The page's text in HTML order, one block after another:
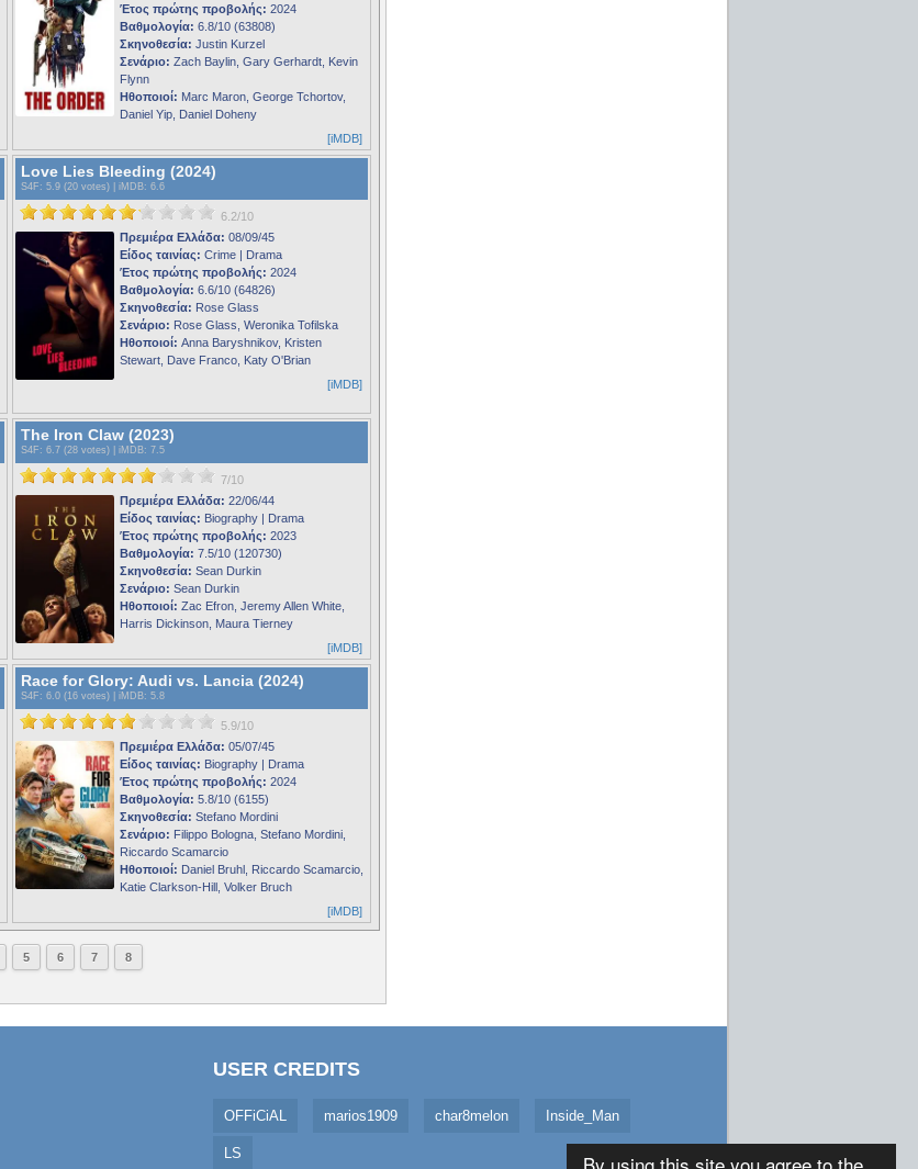
Έτος πρώτης προβολής: 2024
Βαθμολογία: 6.8/10 (63808)
Σκηνοθεσία: Justin Kurzel
Σενάριο: Zach Baylin, Gary Gerhardt, Kevin
Flynn
Ηθοποιοί: Marc Maron, George Tchortov,
Daniel Yip, Daniel Doheny
[iMDB]
Love Lies Bleeding (2024)
S4F : 5.9 (20 votes) | iMDB: 6.6
6.2/10
Πρεμιέρα Ελλάδα: 08/09/45
Είδος ταινίας: Crime | Drama
Έτος πρώτης προβολής: 2024
Βαθμολογία: 6.6/10 (64826)
Σκηνοθεσία: Rose Glass
Σενάριο: Rose Glass, Weronika Tofilska
Ηθοποιοί: Anna Baryshnikov, Kristen
Stewart, Dave Franco, Katy O'Brian
[iMDB]
The Iron Claw (2023)
S4F : 6.7 (28 votes) | iMDB: 7.5
7/10
Πρεμιέρα Ελλάδα: 22/06/44
Είδος ταινίας: Biography | Drama
Έτος πρώτης προβολής: 2023
Βαθμολογία: 7.5/10 (120730)
Σκηνοθεσία: Sean Durkin
Σενάριο: Sean Durkin
Ηθοποιοί: Zac Efron, Jeremy Allen White,
Harris Dickinson, Maura Tierney
[iMDB]
Race for Glory: Audi vs. Lancia (2024)
S4F : 6.0 (16 votes) | iMDB: 5.8
5.9/10
Πρεμιέρα Ελλάδα: 05/07/45
Είδος ταινίας: Biography | Drama
Έτος πρώτης προβολής: 2024
Βαθμολογία: 5.8/10 (6155)
Σκηνοθεσία: Stefano Mordini
Σενάριο: Filippo Bologna, Stefano Mordini,
Riccardo Scamarcio
Ηθοποιοί: Daniel Bruhl, Riccardo Scamarcio,
Katie Clarkson-Hill, Volker Bruch
[iMDB]
5 6 7 8
USER CREDITS
OFFiCiAL marios1909 char8melon Inside_Man
LS